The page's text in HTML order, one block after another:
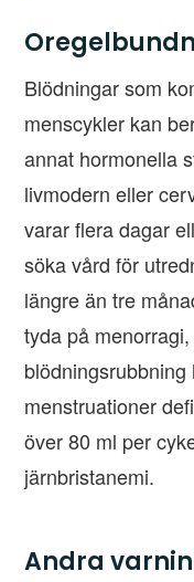
Blödningar som
menscykler kan
annat hormonella
livmodern eller
varar flera dagar
söka vård för
längre än tre
tyda på
menstruationer
över 80 ml per
järnbristanemi.
Andra